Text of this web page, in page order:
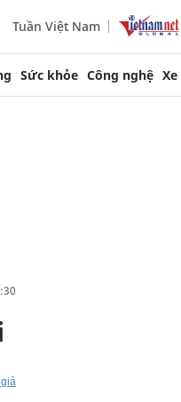
Tuần Việt Nam
Sức khỏe Công nghệ Xe